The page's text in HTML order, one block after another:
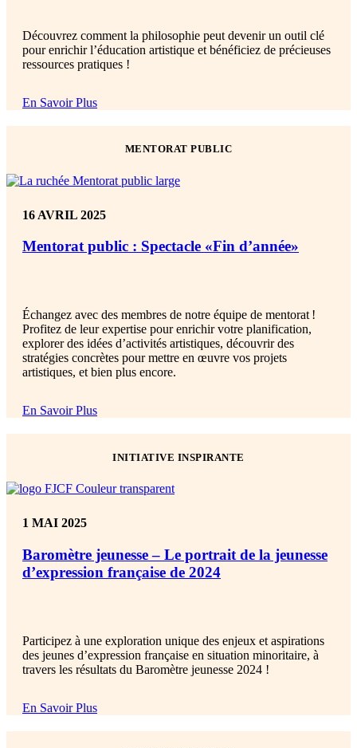
Découvrez comment la philosophie peut devenir un outil clé
pour enrichir l’éducation artistique et bénéficiez de précieuses
ressources pratiques !
En Savoir Plus
MENTORAT PUBLIC
16 AVRIL 2025
Mentorat public : Spectacle «Fin d’année»
Échangez avec des membres de notre équipe de mentorat !
Profitez de leur expertise pour enrichir votre planification,
explorer des idées d’activités artistiques, découvrir des
stratégies concrètes pour mettre en œuvre vos projets
artistiques, et bien plus encore.
En Savoir Plus
INITIATIVE INSPIRANTE
1 MAI 2025
Baromètre jeunesse – Le portrait de la jeunesse
d’expression française de 2024
Participez à une exploration unique des enjeux et aspirations
des jeunes d’expression française en situation minoritaire, à
travers les résultats du Baromètre jeunesse 2024 !
En Savoir Plus